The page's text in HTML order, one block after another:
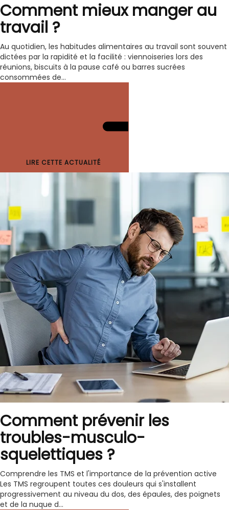
Comment mieux manger au
travail ?
Au quotidien, les habitudes alimentaires au travail sont souvent
dictées par la rapidité et la facilité : viennoiseries lors des
réunions, biscuits à la pause café ou barres sucrées
consommées de...
LIRE CETTE ACTUALITÉ
Comment prévenir les
troubles-musculo-
squelettiques ?
Comprendre les TMS et l'importance de la prévention active
Les TMS regroupent toutes ces douleurs qui s'installent
progressivement au niveau du dos, des épaules, des poignets
et de la nuque d...